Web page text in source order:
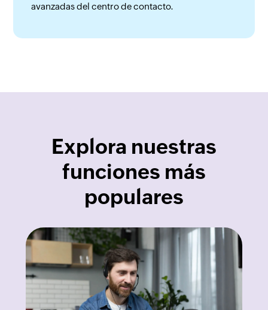
avanzadas del centro de contacto.
Explora nuestras
funciones más
populares